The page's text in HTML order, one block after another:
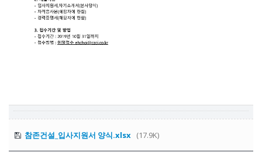
참존건설_입사지원서 양식.xlsx (17.9K)